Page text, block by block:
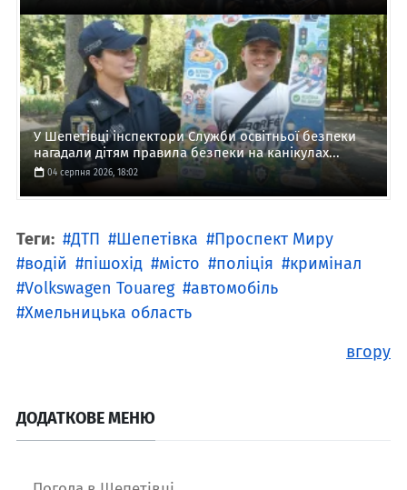
У Шепетівці інспектори Служби освітньої безпеки
нагадали дітям правила безпеки на канікулах...
04 серпня 2026, 18:02
Теги: ДТП Шепетівка
Проспект Миру
водій
пішохід місто поліція
кримінал
Volkswagen Touareg
автомобіль
Хмельницька область
вгору
ДОДАТКОВЕ МЕНЮ